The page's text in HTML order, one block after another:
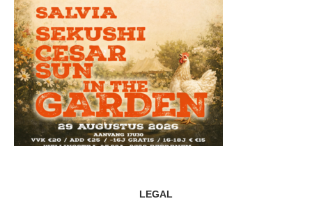
LEGAL